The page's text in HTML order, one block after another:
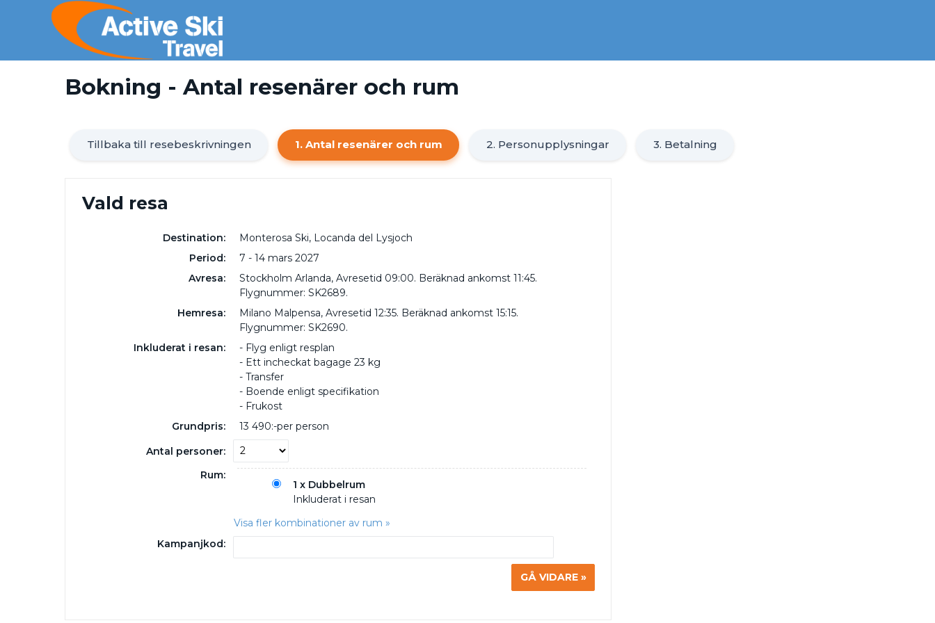
Bokning - Antal resenärer och rum
Tillbaka till resebeskrivningen 1. Antal resenärer och rum 2. Personupplysningar 3. Betalning
Vald resa
Destination:
Monterosa Ski, Locanda del Lysjoch
Period:
7 - 14 mars 2027
Avresa:
Stockholm Arlanda, Avresetid 09:00. Beräknad ankomst 11:45.
Flygnummer: SK2689.
Hemresa:
Milano Malpensa, Avresetid 12:35. Beräknad ankomst 15:15.
Flygnummer: SK2690.
Inkluderat i resan:
- Flyg enligt resplan
- Ett incheckat bagage 23 kg
- Transfer
- Boende enligt specifikation
- Frukost
Grundpris:
13 490:-per person
Antal personer:
Rum:
1 x Dubbelrum
Inkluderat i resan
Visa fler kombinationer av rum »
Kampanjkod: